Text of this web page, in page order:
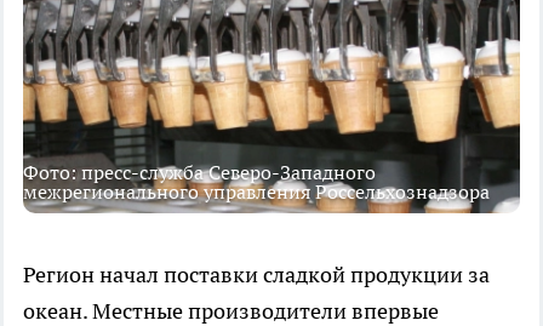
Фото: пресс-служба Северо-Западного
межрегионального управления Россельхознадзора
Регион начал поставки сладкой продукции за
океан. Местные производители впервые